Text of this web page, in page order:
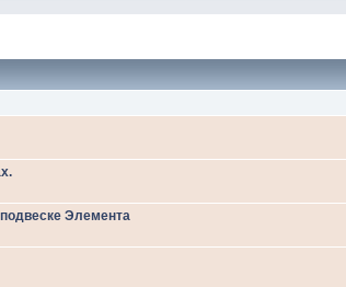
Элемента